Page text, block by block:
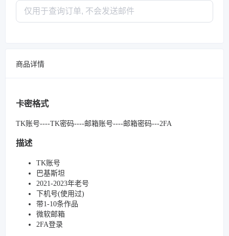
商品详情
卡密格式
TK账号----TK密码----邮箱账号----邮箱密码---2FA
描述
TK账号
巴基斯坦
2021-2023年老号
下机号(使用过)
带1-10条作品
微软邮箱
2FA登录